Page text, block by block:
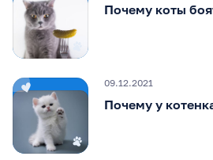
Почему коты
09.12.2021
Почему у